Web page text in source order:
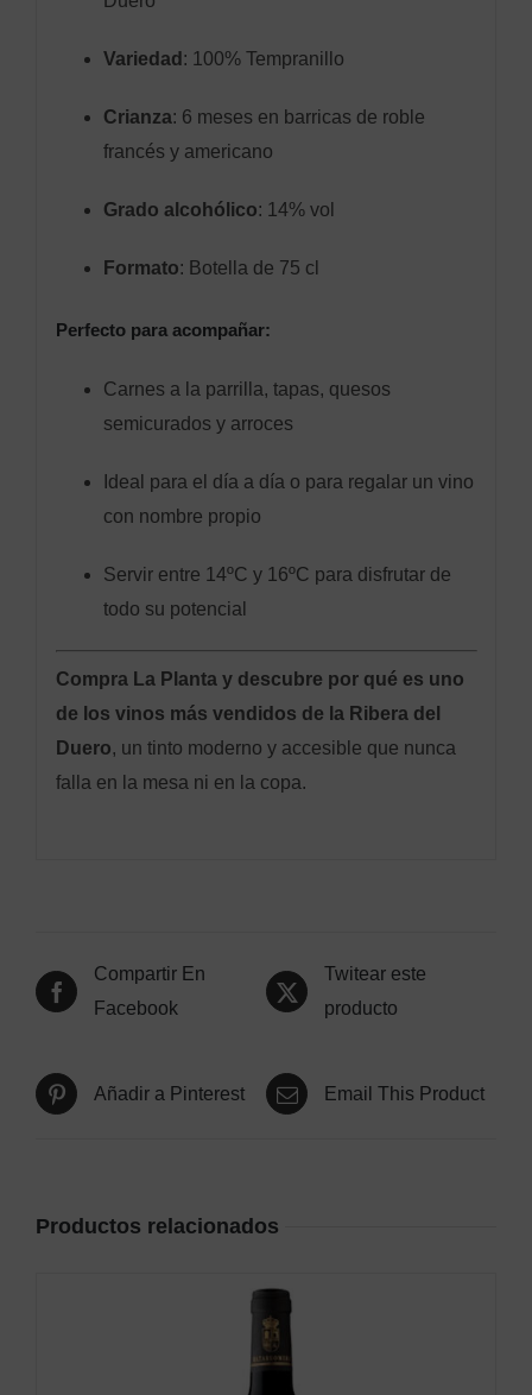
Variedad : 100% Tempranillo
Crianza: 6 meses en barricas de roble
francés y americano
Grado alcohólico: 14% vol
Formato: Botella de 75 cl
Perfecto para acompañar:
Carnes a la parrilla, tapas, quesos
semicurados y arroces
Ideal para el día a día o para regalar un vino
con nombre propio
Servir entre 14ºC y 16ºC para disfrutar de
todo su potencial
Compra La Planta y descubre por qué es uno
de los vinos más vendidos de la Ribera del
Duero, un tinto moderno y accesible que nunca
falla en la mesa ni en la copa.
Compartir En
Facebook
Twitear este
producto
Añadir a Pinterest Email This Product
Productos relacionados